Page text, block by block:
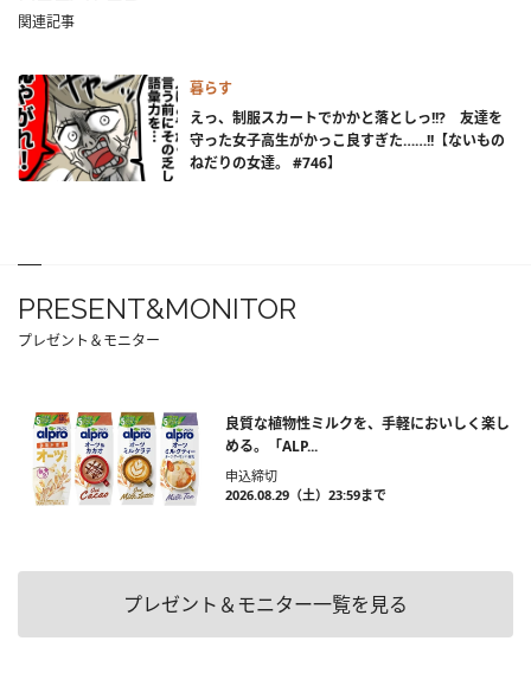
関連記事
暮らす
えっ、制服スカートでかかと落としっ!!? 友達を
守った女子高生がかっこ良すぎた……!!【ないもの
ねだりの女達。 #746】
PRESENT&MONITOR
プレゼント＆モニター
良質な植物性ミルクを、手軽においしく楽し
める。「ALP...
申込締切
2026.08.29（土）23:59まで
プレゼント＆モニター一覧を見る